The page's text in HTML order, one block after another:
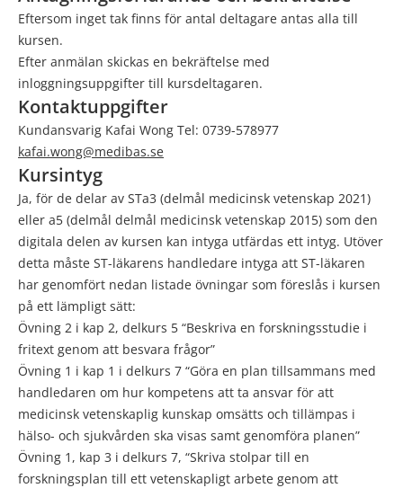
Eftersom inget tak finns för antal deltagare antas alla till
kursen.
Efter anmälan skickas en bekräftelse med
inloggningsuppgifter till kursdeltagaren.
Kontaktuppgifter
Kundansvarig Kafai Wong Tel: 0739-578977
kafai.wong@medibas.se
Kursintyg
Ja, för de delar av STa3 (delmål medicinsk vetenskap 2021)
eller a5 (delmål delmål medicinsk vetenskap 2015) som den
digitala delen av kursen kan intyga utfärdas ett intyg. Utöver
detta måste ST-läkarens handledare intyga att ST-läkaren
har genomfört nedan listade övningar som föreslås i kursen
på ett lämpligt sätt:
Övning 2 i kap 2, delkurs 5 “Beskriva en forskningsstudie i
fritext genom att besvara frågor”
Övning 1 i kap 1 i delkurs 7 “Göra en plan tillsammans med
handledaren om hur kompetens att ta ansvar för att
medicinsk vetenskaplig kunskap omsätts och tillämpas i
hälso- och sjukvården ska visas samt genomföra planen”
Övning 1, kap 3 i delkurs 7, “Skriva stolpar till en
forskningsplan till ett vetenskapligt arbete genom att